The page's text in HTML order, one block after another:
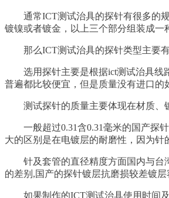
通常ICT测试治具的探针有很多的规
镀镍或者镀金，以上三个部分组装成一
那么ICT测试治具的探针类型主要有
选用探针主要是根据ict测试治具线路
普遍都比较便宜，但是质量没有进口的
测试探针的质量主要体现在材质、镀
一般超过0.31含0.31毫米的国产探针
大的区别是在电镀层的耐磨性，因为针
针及套管的直径精度方面国内与台湾
的差别,国产的探针镀层抗磨损较差镀层
如果制作的ICT测试治具使用时间及